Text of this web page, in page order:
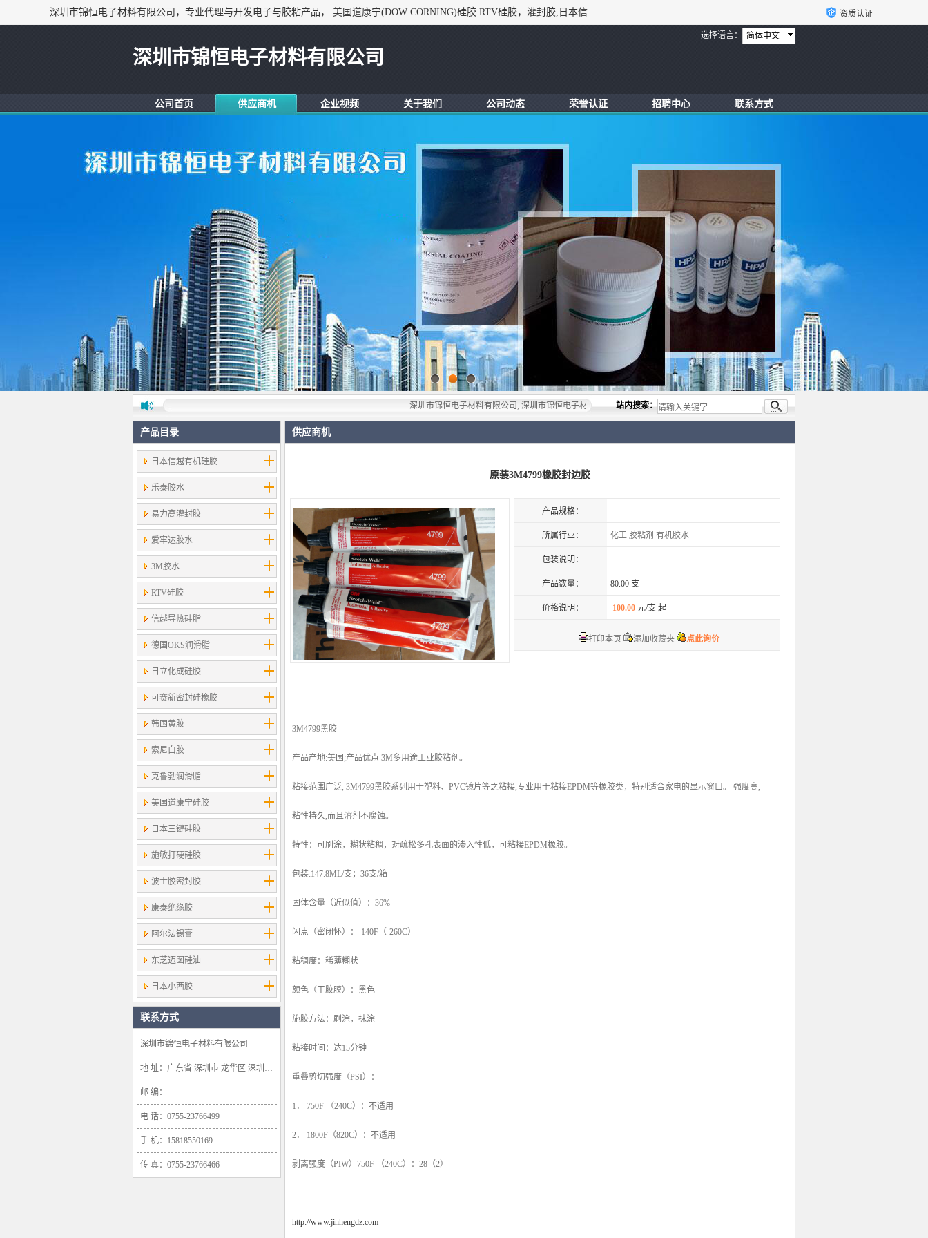
深圳市锦恒电子材料有限公司，专业代理与开发电子与胶粘产品， 美国道康宁(DOW CORNING)硅胶.RTV硅胶，灌封胶,日本信越(ShinEtsu)， 美国通用/东芝(GE/Toshiba)，美国HUMISEAL防潮绝缘胶， 日本小西(KONISHI)胶粘剂，3M,三键，乐泰，日本施敏打硬(CEMEDINE)硅胶，等众多进口品牌. 资质认证
简体中文
选择语言：
深圳市锦恒电子材料有限公司
公司首页 供应商机 企业视频 关于我们 公司动态 荣誉认证 招聘中心 联系方式
深圳市锦恒电子材料有限公司, 深圳市锦恒电子材料有限公司，专业代理与开发电子与胶粘产品， 美国道康宁(DOW CORNING)硅胶.RTV硅胶
站内搜索：
产品目录
日本信越有机硅胶
乐泰胶水
易力高灌封胶
爱牢达胶水
3M胶水
RTV硅胶
信越导热硅脂
德国OKS润滑脂
日立化成硅胶
可赛新密封硅橡胶
韩国黄胶
索尼白胶
克鲁勃润滑脂
美国道康宁硅胶
日本三键硅胶
施敏打硬硅胶
波士胶密封胶
康泰绝缘胶
阿尔法锡膏
东芝迈图硅油
日本小西胶
联系方式
深圳市锦恒电子材料有限公司
地 址：广东省 深圳市 龙华区 深圳市龙华新区大浪办事处浪口社区华盛路134号雍景轩商业大厦1638号
邮 编：
电 话：0755-23766499
手 机：15818550169
传 真：0755-23766466
供应商机
原装3M4799橡胶封边胶
产品规格：
所属行业： 化工 胶粘剂 有机胶水
包装说明：
产品数量： 80.00 支
价格说明： 100.00 元/支 起
打印本页 添加收藏夹 点此询价
3M4799黑胶
产品产地:美国;产品优点 3M多用途工业胶粘剂。
粘接范围广泛, 3M4799黑胶系列用于塑料、PVC镜片等之粘接,专业用于粘接EPDM等橡胶类，特别适合家电的显示窗口。 强度高,
粘性持久,而且溶剂不腐蚀。
特性：可刷涂，糊状粘稠，对疏松多孔表面的渗入性低，可粘接EPDM橡胶。
包装:147.8ML/支；36支/箱
固体含量（近似值）：36%
闪点（密闭怀）：-140F（-260C）
粘稠度：稀薄糊状
颜色（干胶膜）：黑色
施胶方法：刷涂，抹涂
粘接时间：达15分钟
重叠剪切强度（PSI）：
1． 750F （240C）：不适用
2． 1800F（820C）：不适用
剥离强度（PIW）750F （240C）：28（2）
http://www.jinhengdz.com